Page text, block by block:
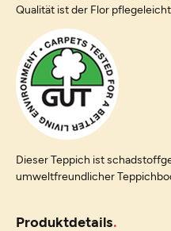
Qualität ist der Flor
Dieser Teppich ist
umweltfreundlicher
Produktdetails